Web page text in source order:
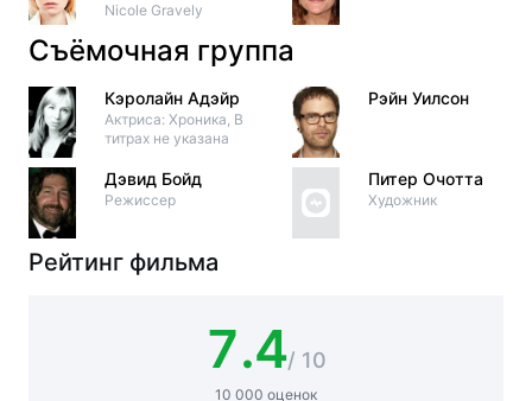
Nicole Gravely
Съёмочная группа
Кэролайн Адэйр
Актриса: Хроника, В
титрах не указана
Дэвид Бойд
Режиссер
Рэйн Уилсон
Питер Очотта
Художник
Рейтинг фильма
7.4/ 10
10 000 оценок